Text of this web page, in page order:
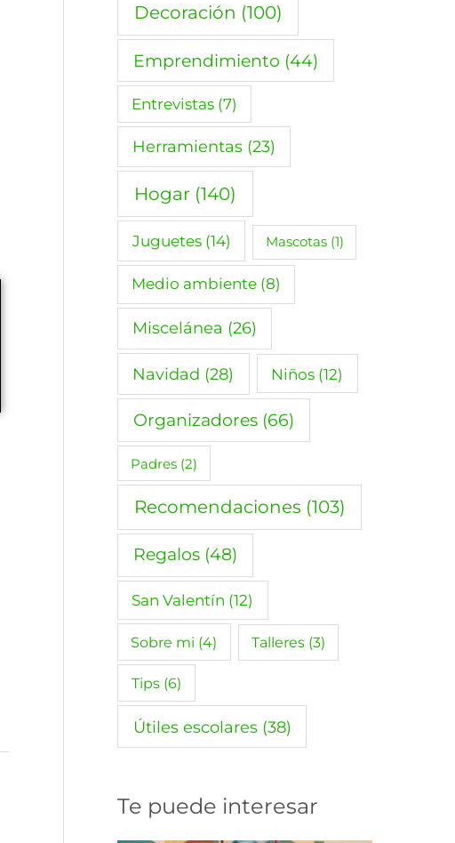
Decoración (100)
Emprendimiento (44)
Entrevistas(7)
Herramientas (23)
Hogar (140)
Juguetes(14) Mascotas(1)
Medio ambiente (8)
Miscelánea (26)
Navidad (28) Niños (12)
Organizadores (66)
Padres(2)
Recomendaciones (103)
Regalos(48)
San Valentín (12)
Sobre mi (4) Talleres (3)
Tips(6)
Útiles escolares(38)
Te puede interesar